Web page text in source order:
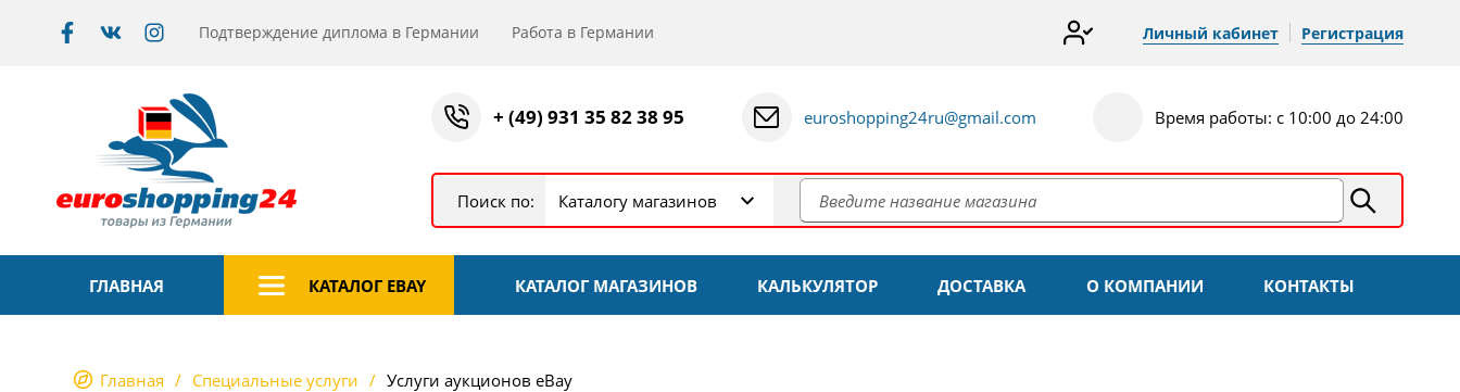
Подтверждение диплома в Германии Работа в Германии Личный кабинет Регистрация
+ (49) 931 35 82 38 95 euroshopping24ru@gmail.com Время работы: с 10:00 до 24:00
Поиск по: Каталогу магазинов
ГЛАВНАЯ КАТАЛОГ EBAY КАТАЛОГ МАГАЗИНОВ КАЛЬКУЛЯТОР ДОСТАВКА О КОМПАНИИ КОНТАКТЫ
Главная Специальные услуги Услуги аукционов eBay